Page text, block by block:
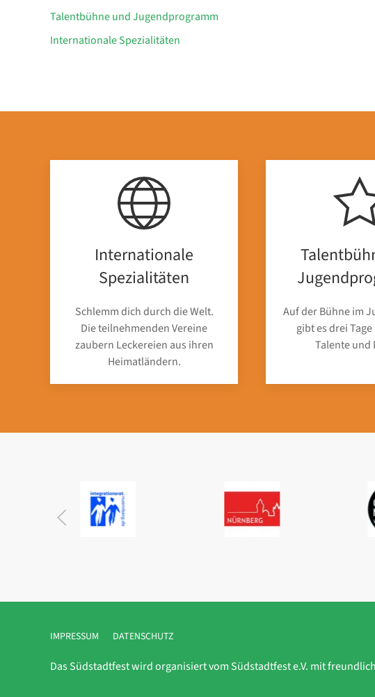
Talentbühne und Jugendprogramm
Internationale Spezialitäten
Internationale
Spezialitäten
Schlemm dich durch die Welt.
Die teilnehmenden Vereine
zaubern Leckereien aus ihren
Heimatländern.
Auf der Bühne im
gibt es drei
Talente und
IMPRESSUM DATENSCHUTZ
Das Südstadtfest wird organisiert vom Südstadtfest e.V. mit